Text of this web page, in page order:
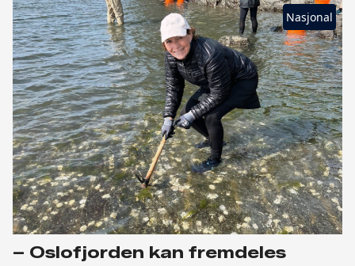
Nasjonal
– Oslofjorden kan fremdeles